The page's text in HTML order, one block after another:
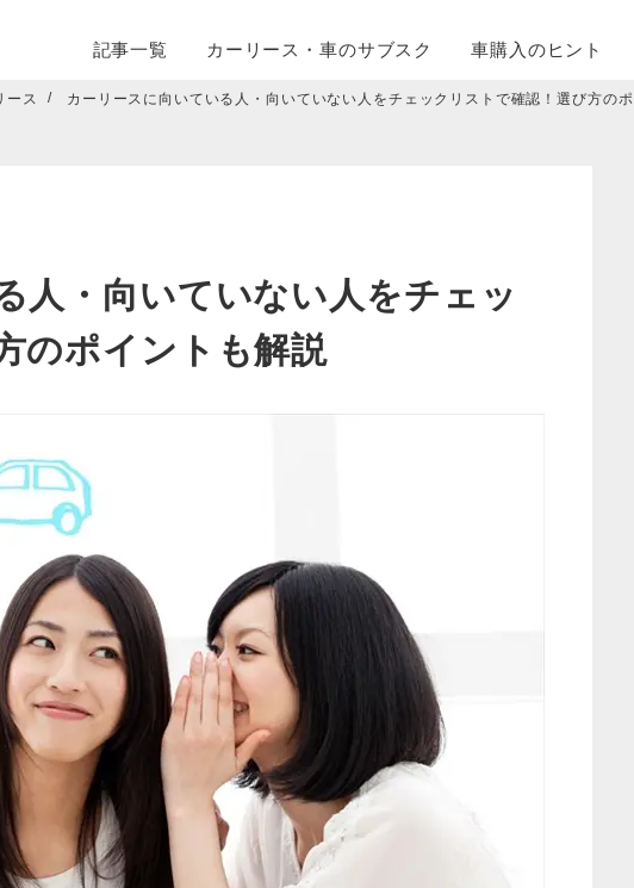
記事一覧 カーリース・車のサブスク 車購入の ヒント
ース カーリースに向いている人・向いていない人をチェックリストで確認！選び方の
人・向いていない人をチェッ
のポイントも解説